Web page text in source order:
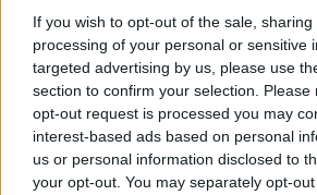
If you wish to opt-out of the sale,
processing of your personal or sensitive
targeted advertising by us, please use
section to confirm your selection.
opt-out request is processed you may
interest-based ads based on personal
us or personal information disclosed to
your opt-out. You may separately opt-
PNȚMM
REPER
SENS
SOS (Șoșoacă)
POT (Gavrilă)
PACE (Peia)